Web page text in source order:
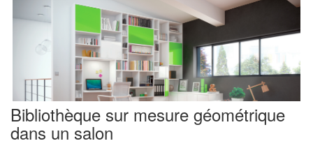
Bibliothèque sur mesure géométrique
dans un salon